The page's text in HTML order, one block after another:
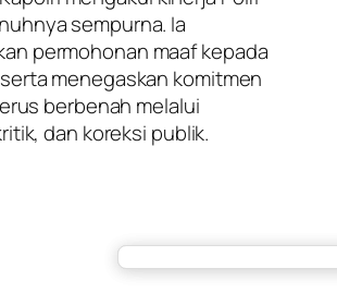
sempurna. Ia
permohonan maaf kepada
menegaskan komitmen
berbenah melalui
dan koreksi publik.